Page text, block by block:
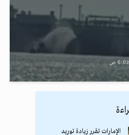
الإمارات تقرر زيادة توريد